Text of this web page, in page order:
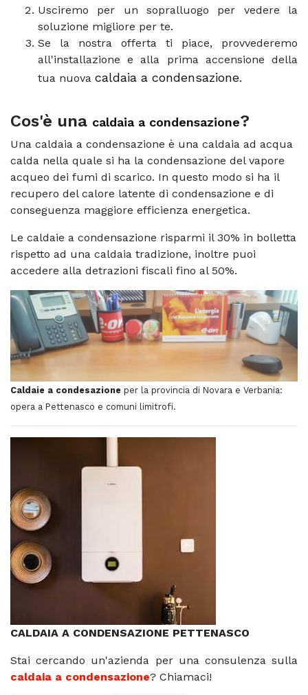
Usciremo per un sopralluogo per vedere la
soluzione migliore per te.
Se la nostra offerta ti piace, provvederemo
all'installazione e alla prima accensione della
tua nuova caldaia a condensazione.
Cos'è una caldaia a condensazione?
Una caldaia a condensazione è una caldaia ad acqua
calda nella quale si ha la condensazione del vapore
acqueo dei fumi di scarico. In questo modo si ha il
recupero del calore latente di condensazione e di
conseguenza maggiore efficienza energetica.
Le caldaie a condensazione risparmi il 30% in bolletta
rispetto ad una caldaia tradizione, inoltre puoi
accedere alla detrazioni fiscali fino al 50%.
Caldaie a condesazione per la provincia di Novara e Verbania:
opera a Pettenasco e comuni limitrofi.
CALDAIA A CONDENSAZIONE PETTENASCO
Stai cercando un'azienda per una consulenza sulla
caldaia a condensazione? Chiamaci!